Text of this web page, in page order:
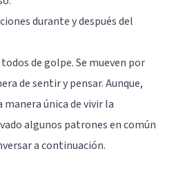
durante y después del
de golpe. Se mueven por
de sentir y pensar. Aunque,
única de vivir la
algunos patrones en común
a continuación.